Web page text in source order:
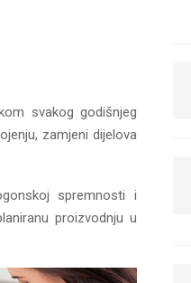
svakog godišnjeg
zamjeni dijelova
spremnosti i
proizvodnju u